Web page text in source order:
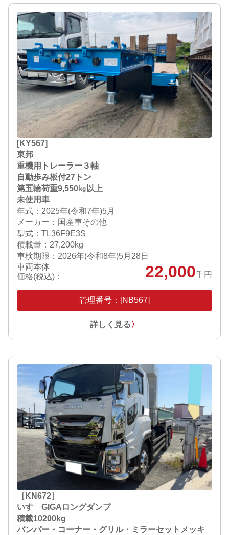
[KY567]
東邦
重機用トレーラー３軸
自動歩み板付27トン
第五輪荷重9,550㎏以上
未使用車
年式：2025年(令和7年)5月
メーカー：国産車その他
型式：TL36F9E3S
積載量：27,200kg
車検期限： 2026年(令和8年)5月28日
車両本体
価格(税込)：
22,000千円
管理番号：[NB567]
詳しく見る〉
［KN672］
いすゞGIGAロングダンプ
積載10200kg
バンパー・コーナー・グリル・ミラーセットメッキ